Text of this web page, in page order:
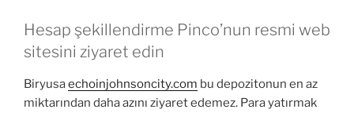
Hesap şekillendirme Pinco’nun resmi web
sitesini ziyaret edin
Biryusaechoinjohnsoncity.com bu depozitonun en az
miktarından daha azını ziyaret edemez. Para yatırmak